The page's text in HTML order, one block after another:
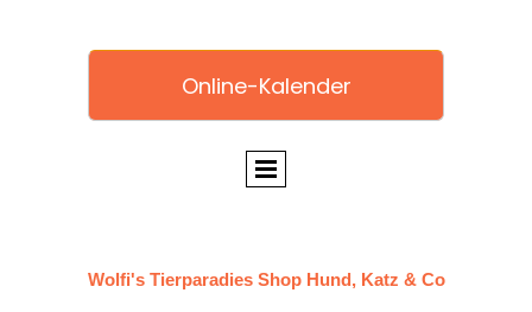
Online-Kalender
Wolfi's Tierparadies Shop Hund, Katz & Co